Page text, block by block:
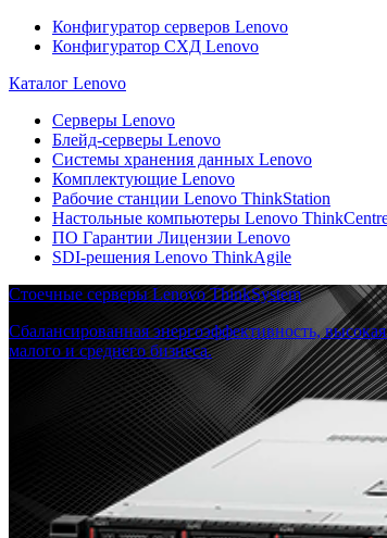
Конфигуратор серверов Lenovo
Конфигуратор СХД Lenovo
Каталог Lenovo
Серверы Lenovo
Блейд-серверы Lenovo
Системы хранения данных Lenovo
Комплектующие Lenovo
Рабочие станции Lenovo ThinkStation
Настольные компьютеры Lenovo
ПО Гарантии Лицензии Lenovo
SDI-решения Lenovo ThinkAgile
Стоечные серверы Lenovo ThinkSystem
Сбалансированная энергоэффективность,
малого и среднего бизнеса.